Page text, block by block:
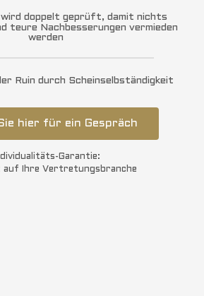
wird doppelt geprüft, damit nichts
teure Nachbesserungen vermieden
werden
Ruin durch Scheinselbständigkeit
hier für ein Gespräch
Garantie:
auf Ihre Vertretungsbranche